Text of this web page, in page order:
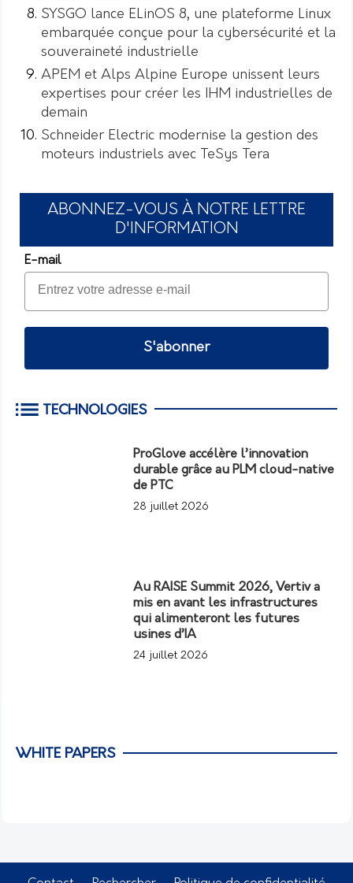
SYSGO lance ELinOS 8, une plateforme Linux
embarquée conçue pour la cybersécurité et la
souveraineté industrielle
APEM et Alps Alpine Europe unissent leurs
expertises pour créer les IHM industrielles de
demain
Schneider Electric modernise la gestion des
moteurs industriels avec TeSys Tera
ABONNEZ-VOUS À NOTRE LETTRE
D'INFORMATION
E-mail
S'abonner
TECHNOLOGIES
ProGlove accélère l’innovation
durable grâce au PLM cloud-native
de PTC
28 juillet 2026
Au RAISE Summit 2026, Vertiv a
mis en avant les infrastructures
qui alimenteront les futures
usines d’IA
24 juillet 2026
WHITE PAPERS